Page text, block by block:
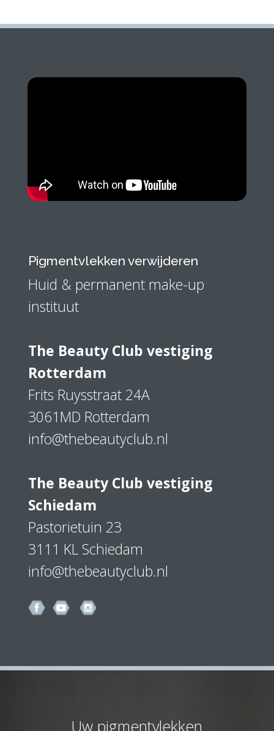
Pigmentvlekken verwijderen
Huid & permanent make-up
instituut
The Beauty Club vestiging
Rotterdam
Frits Ruysstraat 24A
3061MD Rotterdam
info@thebeautyclub.nl
The Beauty Club vestiging
Schiedam
Pastorietuin 23
3111 KL Schiedam
info@thebeautyclub.nl
Uw pigmentvlekken